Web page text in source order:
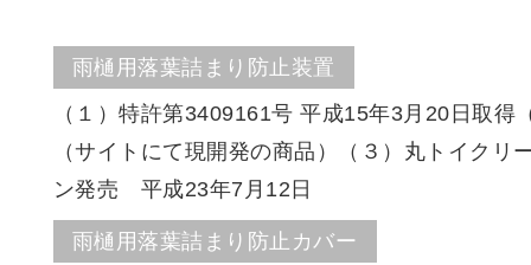
雨樋用落葉詰まり防止装置
（１）特許第3409161号 平成15年3月20日取
（サイトにて現開発の商品）（３）丸トイク
ン発売 平成23年7月12日
雨樋用落葉詰まり防止カバー